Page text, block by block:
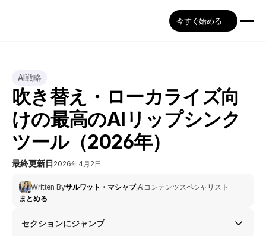
今すぐ始める
AI戦略
吹き替え・ローカライズ向
けの最高のAIリップシンク
ツール（2026年）
最終更新日 2026年4月2日
Written Byサルワット・マシャブ,AIコンテンツスペシャリスト
まとめる
セクションにジャンプ